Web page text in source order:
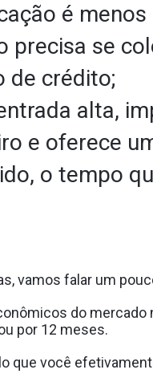
é
precisa se
de crédito;
alta,
e oferece
o tempo
vamos falar um
do mercado
por 12 meses.
que você